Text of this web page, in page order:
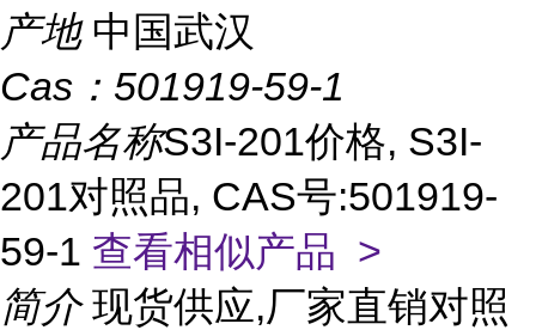
产地 中国武汉
Cas： 501919-59-1
产品名称S3I-201价格, S3I-
201对照品, CAS号:501919-
59-1 查看相似产品 >
简介 现货供应,厂家直销对照